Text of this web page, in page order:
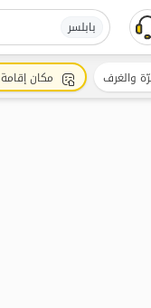
بابلسر
والغرف مكان إقامة فاخر وراقي